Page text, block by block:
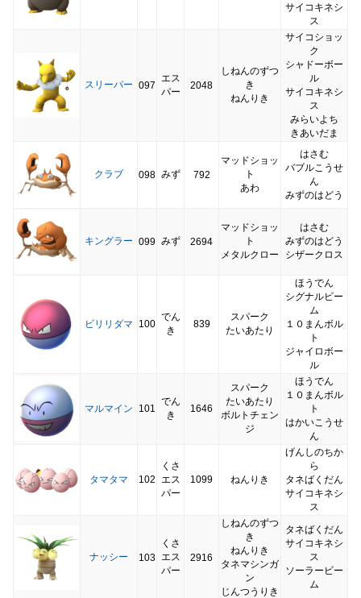
サイコキネシ
ス
スリーパー 097
エス
パー
2048
しねんのずつ
き
ねんりき
サイコショッ
ク
シャドーボー
ル
サイコキネシ
ス
みらいよち
きあいだま
クラブ 098 みず 792
マッドショッ
ト
あわ
はさむ
バブルこうせ
ん
みずのはどう
キングラー 099 みず 2694
マッドショッ
ト
メタルクロー
はさむ
みずのはどう
シザークロス
ビリリダマ 100
でん
き
839
スパーク
たいあたり
ほうでん
シグナルビー
ム
１０まんボル
ト
ジャイロボー
ル
マルマイン 101
でん
き
1646
スパーク
たいあたり
ボルトチェン
ジ
ほうでん
１０まんボル
ト
はかいこうせ
ん
タマタマ 102
くさ
エス
パー
1099 ねんりき
げんしのちか
ら
タネばくだん
サイコキネシ
ス
ナッシー 103
くさ
エス
パー
2916
しねんのずつ
き
ねんりき
タネマシンガ
ン
じんつうりき
タネばくだん
サイコキネシ
ス
ソーラービー
ム